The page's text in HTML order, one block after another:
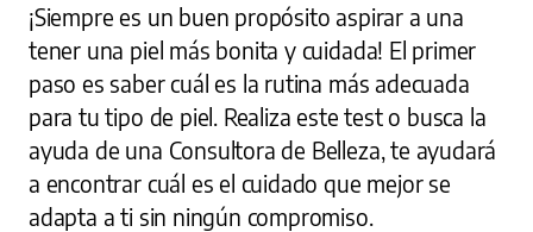
¡Siempre es un buen propósito aspirar a una
tener una piel más bonita y cuidada! El primer
paso es saber cuál es la rutina más adecuada
para tu tipo de piel. Realiza este test o busca la
ayuda de una Consultora de Belleza, te ayudará
a encontrar cuál es el cuidado que mejor se
adapta a ti sin ningún compromiso.